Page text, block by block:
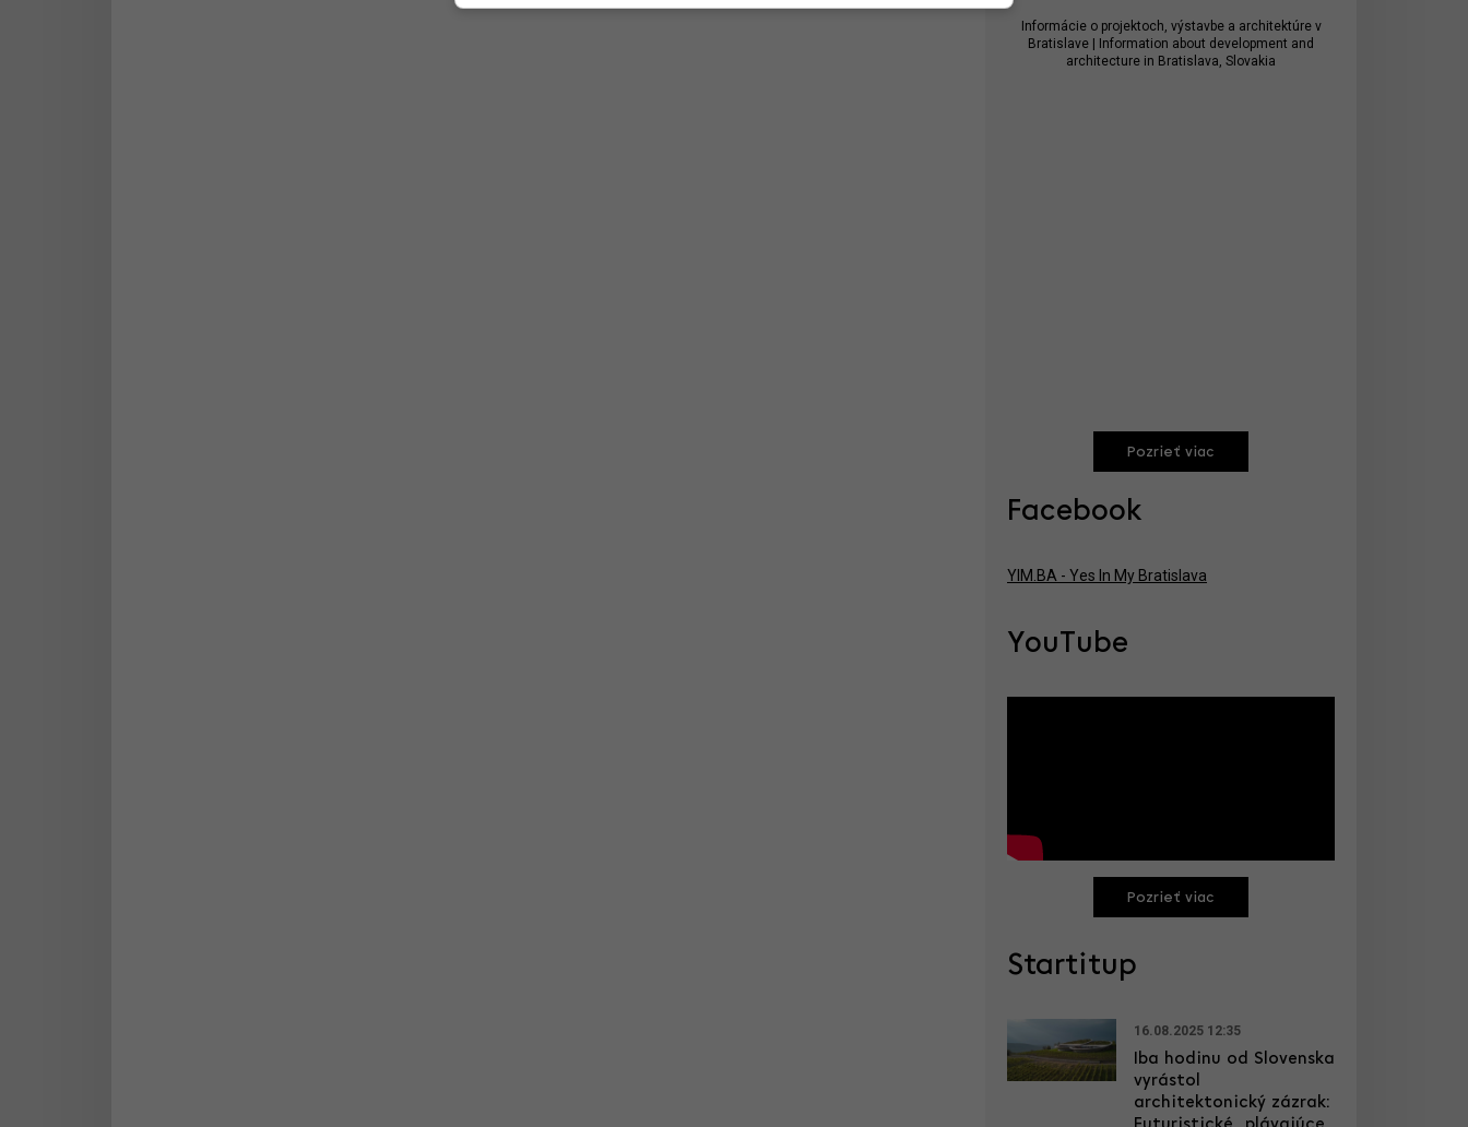
Informácie o projektoch, výstavbe a architektúre v
Bratislave | Information about development and
architecture in Bratislava, Slovakia
Pozrieť viac
Facebook
YIM.BA - Yes In My Bratislava
YouTube
Pozrieť viac
Startitup
16.08.2025 12:35
Iba hodinu od Slovenska
vyrástol
architektonický zázrak: